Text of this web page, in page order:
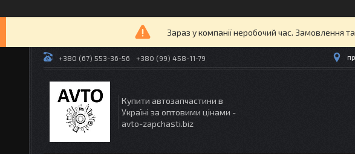
Зараз у компанії неробочий час. Замовлення
+380 (67) 553-36-56 +380 (99) 458-11-79
Купити автозапчастини в
Україні за оптовими цінами -
avto-zapchasti.biz